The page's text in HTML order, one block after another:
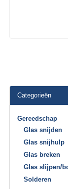
Categorieën
Gereedschap
Glas snijden
Glas snijhulp
Glas breken
Glas slijpen/
Solderen